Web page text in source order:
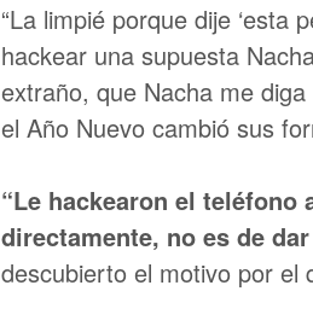
“La limpié porque dije ‘esta
hackear una supuesta
extraño, que Nacha me
el Año Nuevo cambió sus
“Le hackearon el teléfono
directamente, no es de
descubierto el motivo por el